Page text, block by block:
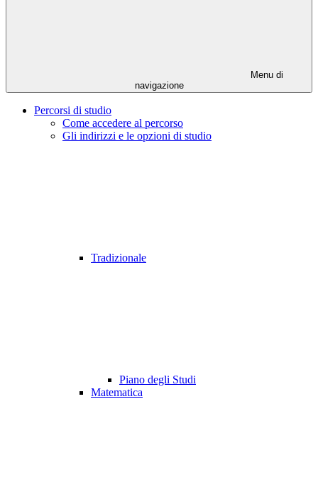
Menu di
navigazione
Percorsi di studio
Come accedere al percorso
Gli indirizzi e le opzioni di studio
Tradizionale
Piano degli Studi
Matematica